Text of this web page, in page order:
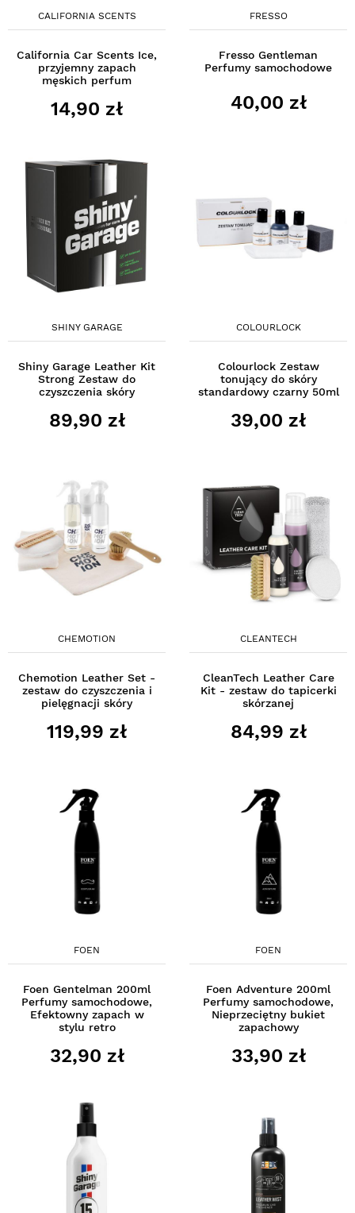
CALIFORNIA SCENTS
California Car Scents Ice,
przyjemny zapach
męskich perfum
14,90 zł
FRESSO
Fresso Gentleman
Perfumy samochodowe
40,00 zł
SHINY GARAGE
Shiny Garage Leather Kit
Strong Zestaw do
czyszczenia skóry
89,90 zł
COLOURLOCK
Colourlock Zestaw
tonujący do skóry
standardowy czarny 50ml
39,00 zł
CHEMOTION
Chemotion Leather Set -
zestaw do czyszczenia i
pielęgnacji skóry
119,99 zł
CLEANTECH
CleanTech Leather Care
Kit - zestaw do tapicerki
skórzanej
84,99 zł
FOEN
Foen Gentelman 200ml
Perfumy samochodowe,
Efektowny zapach w
stylu retro
32,90 zł
FOEN
Foen Adventure 200ml
Perfumy samochodowe,
Nieprzeciętny bukiet
zapachowy
33,90 zł